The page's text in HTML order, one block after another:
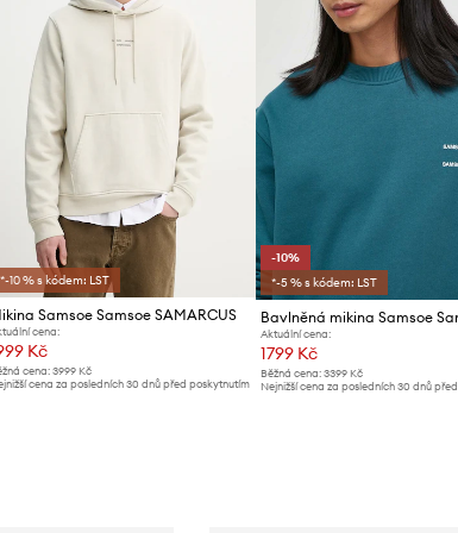
*-10 % s kódem: LST
Samsoe Samsoe SAMARCUS
cena:
Kč
cena: 3999 Kč
cena za posledních 30 dnů před poskytnutím
-10%
*-5 % s kódem: LST
Aktuální cena:
1799 Kč
Běžná cena: 3399 Kč
Nejnižší cena za posledních 30 dnů